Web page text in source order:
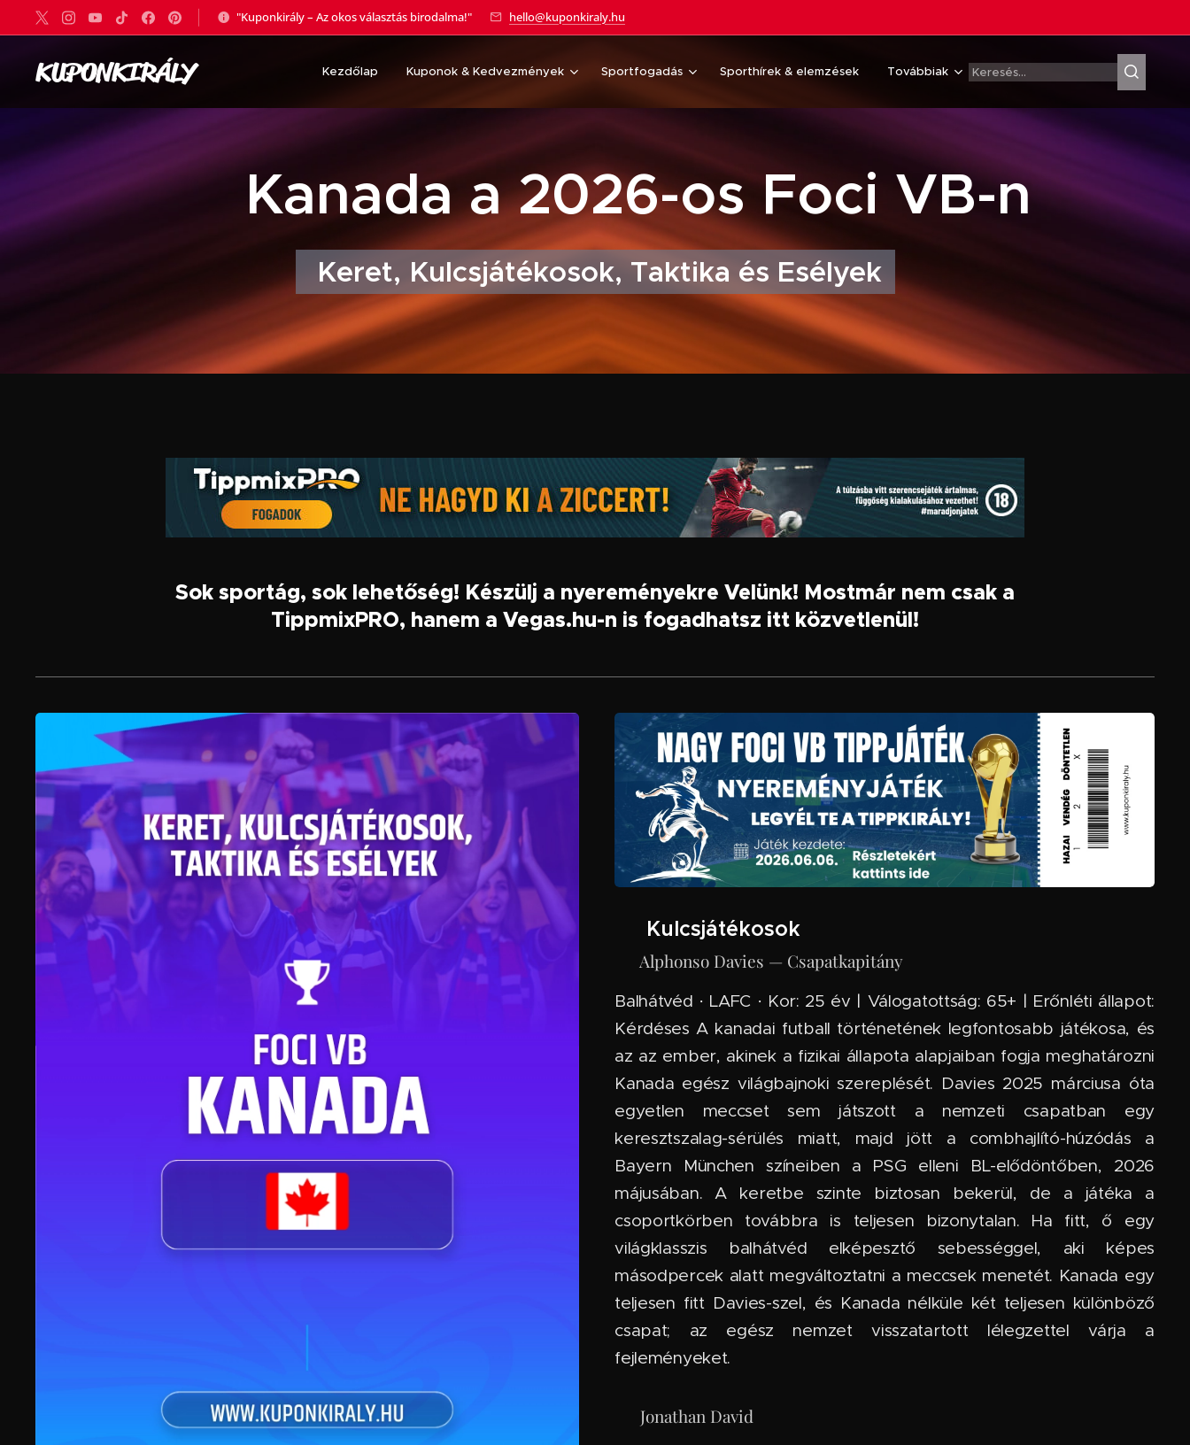
"Kuponkirály – Az okos választás birodalma!" hello@kuponkiraly.hu
KUPONKIRÁLY Kezdőlap Kuponok & Kedvezmények Sportfogadás Sporthírek & elemzések Továbbiak
🇨🇦 Kanada a 2026-os Foci VB-n
Keret, Kulcsjátékosok, Taktika és Esélyek
Sok sportág, sok lehetőség! Készülj a nyereményekre Velünk! Mostmár nem csak a
TippmixPRO, hanem a Vegas.hu-n is fogadhatsz itt közvetlenül!
⭐ Kulcsjátékosok
🇨🇦 Alphonso Davies — Csapatkapitány
Balhátvéd · LAFC · Kor: 25 év | Válogatottság: 65+ | Erőnléti állapot:
Kérdéses A kanadai futball történetének legfontosabb játékosa, és
az az ember, akinek a fizikai állapota alapjaiban fogja meghatározni
Kanada egész világbajnoki szereplését. Davies 2025 márciusa óta
egyetlen meccset sem játszott a nemzeti csapatban egy
keresztszalag-sérülés miatt, majd jött a combhajlító-húzódás a
Bayern München színeiben a PSG elleni BL-elődöntőben, 2026
májusában. A keretbe szinte biztosan bekerül, de a játéka a
csoportkörben továbbra is teljesen bizonytalan. Ha fitt, ő egy
világklasszis balhátvéd elképesztő sebességgel, aki képes
másodpercek alatt megváltoztatni a meccsek menetét. Kanada egy
teljesen fitt Davies-szel, és Kanada nélküle két teljesen különböző
csapat; az egész nemzet visszatartott lélegzettel várja a
fejleményeket.
🇫🇷 Jonathan David